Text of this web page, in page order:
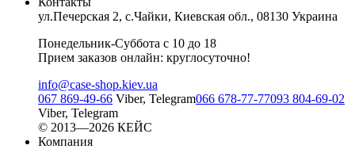
ул.Печерская 2, с.Чайки, Киевская обл., 08130 Украина
Понедельник-Суббота с 10 до 18
Прием заказов онлайн: круглосуточно!
info@case-shop.kiev.ua
067 869-49-66 Viber, Telegram066 678-77-77093 804-69-02
Viber, Telegram
© 2013—2026 КЕЙС
Компания